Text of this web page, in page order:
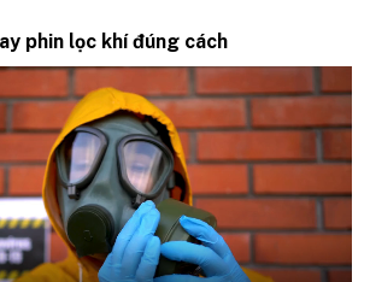
phin lọc khí đúng cách